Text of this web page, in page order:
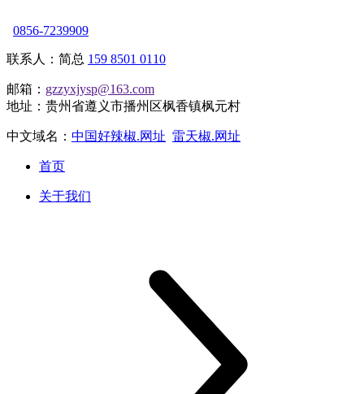
0856-7239909
联系人：简总 159 8501 0110
邮箱： gzzyxjysp@163.com
地址：贵州省遵义市播州区枫香镇枫元村
中文域名： 中国好辣椒.网址 雷天椒.网址
首页
关于我们